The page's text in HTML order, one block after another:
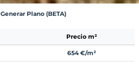
Generar Plano (BETA)
Precio m²
654 €/m²